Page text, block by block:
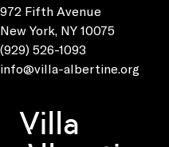
972 Fifth Avenue
New York, NY 10075
(929) 526-1093
info@villa-albertine.org
Villa